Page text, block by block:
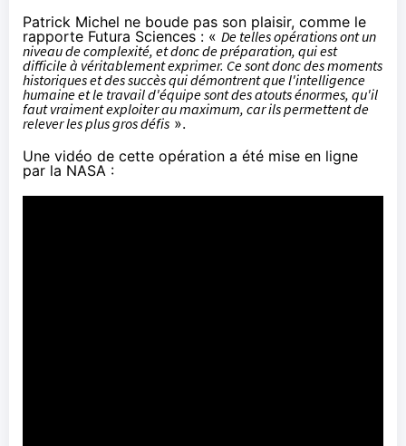
Patrick Michel ne boude pas son plaisir, comme le
rapporte Futura Sciences : « De telles opérations ont un
niveau de complexité, et donc de préparation, qui est
difficile à véritablement exprimer. Ce sont donc des moments
historiques et des succès qui démontrent que l'intelligence
humaine et le travail d'équipe sont des atouts énormes, qu'il
faut vraiment exploiter au maximum, car ils permettent de
relever les plus gros défis ».
Une vidéo de cette opération a été mise en ligne
par la NASA :